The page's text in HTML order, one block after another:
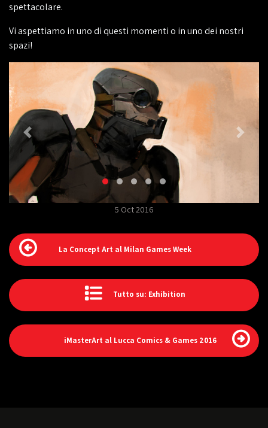
spettacolare.
Vi aspettiamo in uno di questi momenti o in uno dei nostri
spazi!
5 Oct 2016
La Concept Art al Milan Games Week
Tutto su: Exhibition
iMasterArt al Lucca Comics & Games 2016